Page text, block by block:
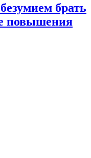
брать
повышения